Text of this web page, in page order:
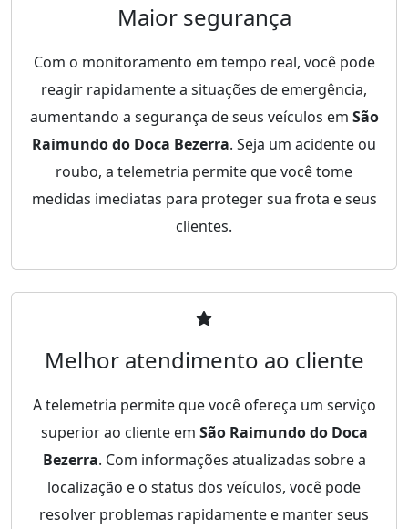
Maior segurança
Com o monitoramento em tempo real, você pode
reagir rapidamente a situações de emergência,
aumentando a segurança de seus veículos em São
Raimundo do Doca Bezerra. Seja um acidente ou
roubo, a telemetria permite que você tome
medidas imediatas para proteger sua frota e seus
clientes.
Melhor atendimento ao cliente
A telemetria permite que você ofereça um serviço
superior ao cliente em São Raimundo do Doca
Bezerra. Com informações atualizadas sobre a
localização e o status dos veículos, você pode
resolver problemas rapidamente e manter seus